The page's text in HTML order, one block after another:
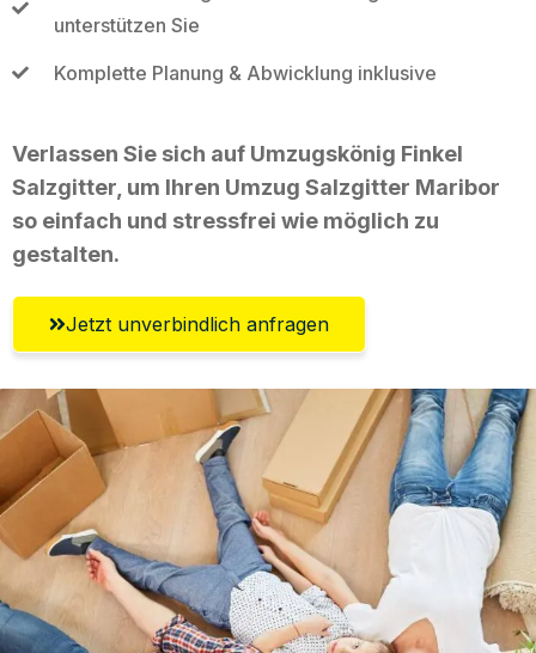
unterstützen Sie
Komplette Planung & Abwicklung inklusive
Verlassen Sie sich auf Umzugskönig Finkel
Salzgitter, um Ihren Umzug Salzgitter Maribor
so einfach und stressfrei wie möglich zu
gestalten.
Jetzt unverbindlich anfragen